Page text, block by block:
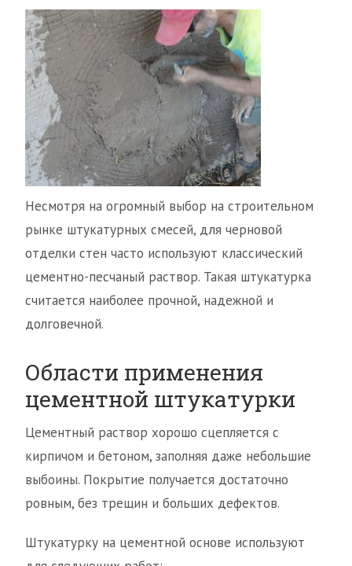
Несмотря на огромный выбор на строительном
рынке штукатурных смесей, для черновой
отделки стен часто используют классический
цементно-песчаный раствор. Такая штукатурка
считается наиболее прочной, надежной и
долговечной.
Области применения
цементной штукатурки
Цементный раствор хорошо сцепляется с
кирпичом и бетоном, заполняя даже небольшие
выбоины. Покрытие получается достаточно
ровным, без трещин и больших дефектов.
Штукатурку на цементной основе используют